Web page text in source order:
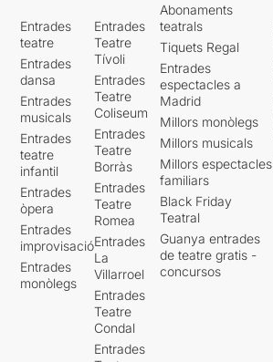
Entrades
teatre
Entrades
dansa
Entrades
musicals
Entrades
teatre
infantil
Entrades
òpera
Entrades
improvisació
Entrades
monòlegs
Entrades
Teatre
Tívoli
Entrades
Teatre
Coliseum
Entrades
Teatre
Borràs
Entrades
Teatre
Romea
Entrades
La
Villarroel
Entrades
Teatre
Condal
Entrades
Abonaments
teatrals
Tiquets Regal
Entrades
espectacles a
Madrid
Millors monòlegs
Millors musicals
Millors espectacles
familiars
Black Friday
Teatral
Guanya entrades
de teatre gratis -
concursos